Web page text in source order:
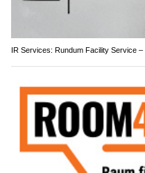
IR Services: Rundum Facility Service